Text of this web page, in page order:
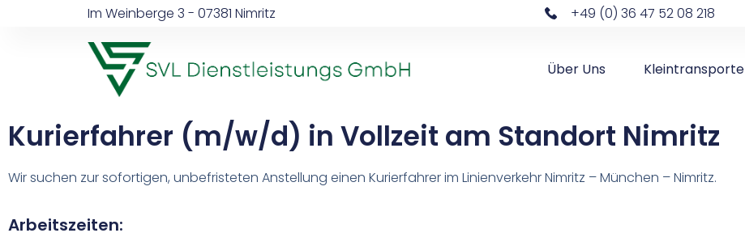
Im Weinberge 3 - 07381 Nimritz +49 (0) 36 47 52 08 218
Über Uns Kleintransporte
Kurierfahrer (m/w/d) in Vollzeit am Standort Nimritz
Wir suchen zur sofortigen, unbefristeten Anstellung einen Kurierfahrer im Linienverkehr Nimritz – München – Nimritz.
Arbeitszeiten: